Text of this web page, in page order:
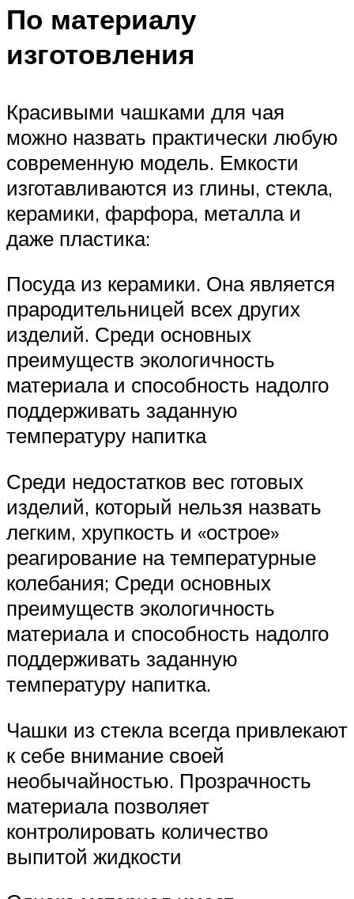
По материалу
изготовления
Красивыми чашками для чая
можно назвать практически любую
современную модель. Емкости
изготавливаются из глины, стекла,
керамики, фарфора, металла и
даже пластика:
Посуда из керамики. Она является
прародительницей всех других
изделий. Среди основных
преимуществ экологичность
материала и способность надолго
поддерживать заданную
температуру напитка
Среди недостатков вес готовых
изделий, который нельзя назвать
легким, хрупкость и «острое»
реагирование на температурные
колебания; Среди основных
преимуществ экологичность
материала и способность надолго
поддерживать заданную
температуру напитка.
Чашки из стекла всегда привлекают
к себе внимание своей
необычайностью. Прозрачность
материала позволяет
контролировать количество
выпитой жидкости